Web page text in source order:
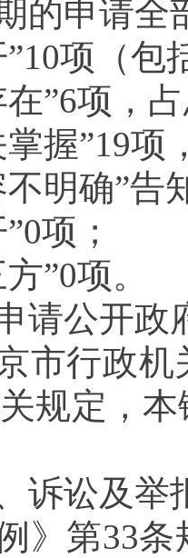
的申请全
10项（包
”6项，
握”19项
不明确”告
0项；
”0项。
请公开
市行政
规定，本
诉讼及举
》第33条